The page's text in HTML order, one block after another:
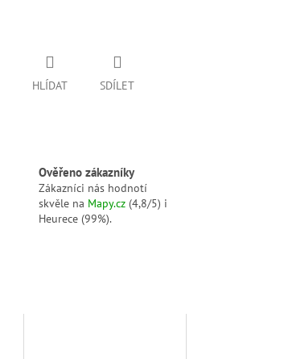
HLÍDAT SDÍLET
Ověřeno zákazníky
Zákazníci nás hodnotí
skvěle na Mapy.cz (4,8/5) i
Heurece (99%).